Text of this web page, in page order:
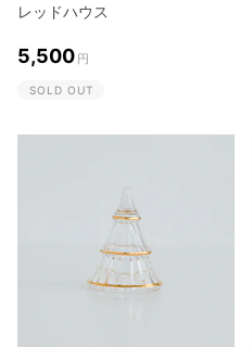
レッドハウス
5,500 円
SOLD OUT